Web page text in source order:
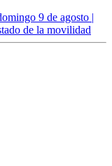
9 de agosto |
de la movilidad